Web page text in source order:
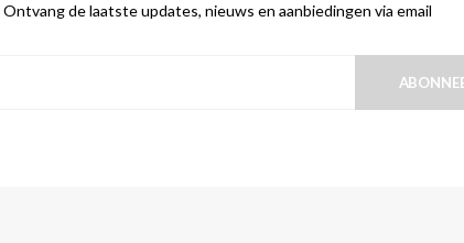
Ontvang de laatste updates, nieuws en aanbiedingen via email